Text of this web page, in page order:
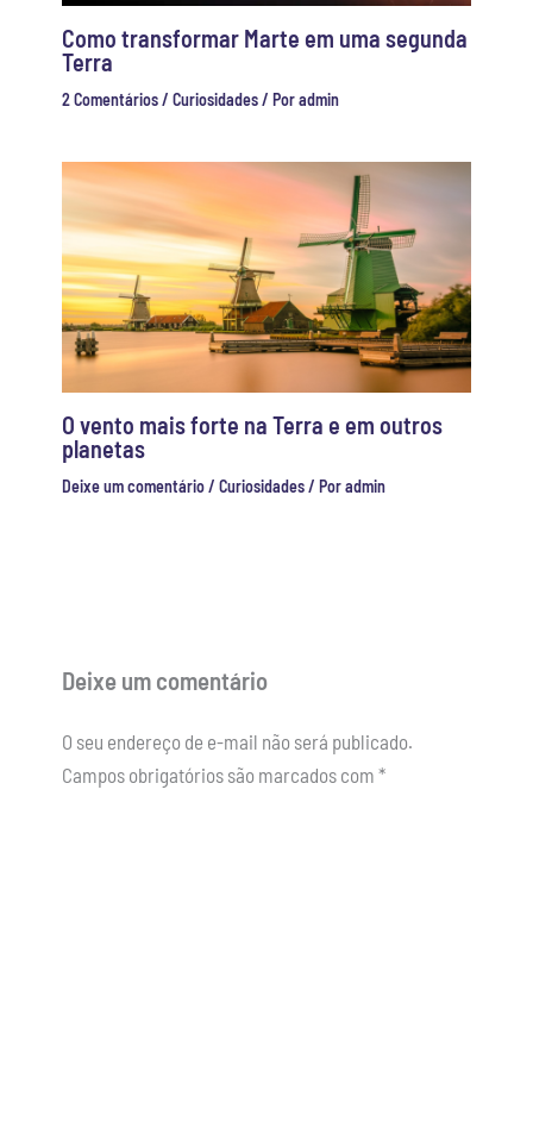
Como transformar Marte em uma segunda
Terra
2 Comentários/ Curiosidades/ Poradmin
O vento mais forte na Terra e em outros
planetas
Deixe um comentário/ Curiosidades/ Poradmin
Deixe um comentário
O seu endereço de e-mail não será publicado.
Campos obrigatórios são marcados com *